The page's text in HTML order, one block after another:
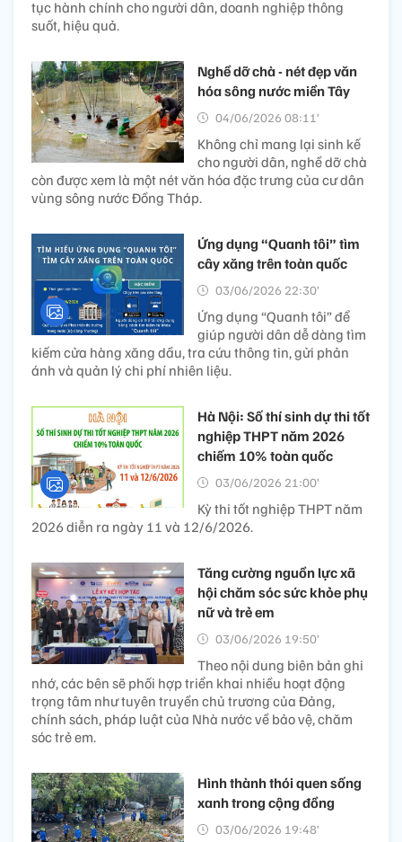
tục hành chính cho người dân, doanh nghiệp thông
suốt, hiệu quả.
Nghề dỡ chà - nét đẹp văn
hóa sông nước miền Tây
04/06/2026 08:11’
Không chỉ mang lại sinh kế
cho người dân, nghề dỡ chà
còn được xem là một nét văn hóa đặc trưng của cư dân
vùng sông nước Đồng Tháp.
Ứng dụng “Quanh tôi” tìm
cây xăng trên toàn quốc
03/06/2026 22:30’
Ứng dụng “Quanh tôi” để
giúp người dân dễ dàng tìm
kiếm cửa hàng xăng dầu, tra cứu thông tin, gửi phản
ánh và quản lý chi phí nhiên liệu.
Hà Nội: Số thí sinh dự thi tốt
nghiệp THPT năm 2026
chiếm 10% toàn quốc
03/06/2026 21:00’
Kỳ thi tốt nghiệp THPT năm
2026 diễn ra ngày 11 và 12/6/2026.
Tăng cường nguồn lực xã
hội chăm sóc sức khỏe phụ
nữ và trẻ em
03/06/2026 19:50’
Theo nội dung biên bản ghi
nhớ, các bên sẽ phối hợp triển khai nhiều hoạt động
trọng tâm như tuyên truyền chủ trương của Đảng,
chính sách, pháp luật của Nhà nước về bảo vệ, chăm
sóc trẻ em.
Hình thành thói quen sống
xanh trong cộng đồng
03/06/2026 19:48’